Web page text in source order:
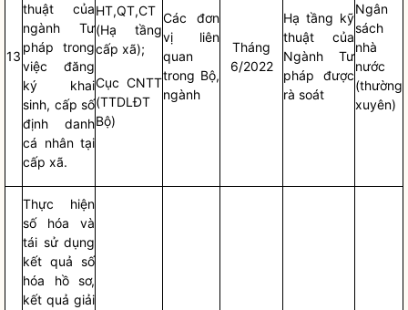
13
thuật của
ngành Tư
pháp trong
việc đăng
ký khai
sinh, cấp số
định danh
cá nhân tại
cấp xã.
HT,QT,CT
(Hạ tầng
cấp xã);
Cục CNTT
(TTDLĐT
Bộ)
Các đơn
vị liên
quan
trong Bộ,
ngành
Tháng
6/2022
Hạ tầng kỹ
thuật của
Ngành Tư
pháp được
rà soát
Ngân
sách
nhà
nước
(thường
xuyên)
Thực hiện
số hóa và
tái sử dụng
kết quả số
hóa hồ sơ,
kết quả giải